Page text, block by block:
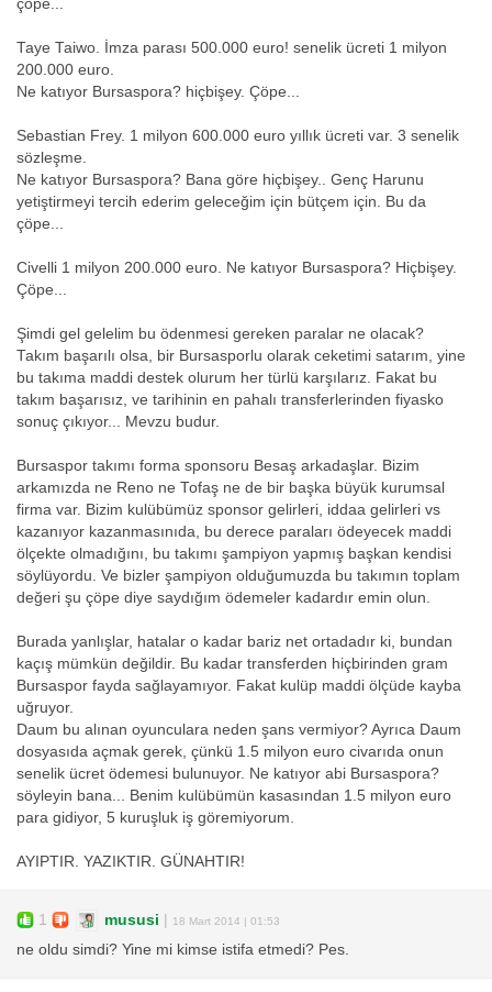
çöpe...
Taye Taiwo. İmza parası 500.000 euro! senelik ücreti 1 milyon
200.000 euro.
Ne katıyor Bursaspora? hiçbişey. Çöpe...
Sebastian Frey. 1 milyon 600.000 euro yıllık ücreti var. 3 senelik
sözleşme.
Ne katıyor Bursaspora? Bana göre hiçbişey.. Genç Harunu
yetiştirmeyi tercih ederim geleceğim için bütçem için. Bu da
çöpe...
Civelli 1 milyon 200.000 euro. Ne katıyor Bursaspora? Hiçbişey.
Çöpe...
Şimdi gel gelelim bu ödenmesi gereken paralar ne olacak?
Takım başarılı olsa, bir Bursasporlu olarak ceketimi satarım, yine
bu takıma maddi destek olurum her türlü karşılarız. Fakat bu
takım başarısız, ve tarihinin en pahalı transferlerinden fiyasko
sonuç çıkıyor... Mevzu budur.
Bursaspor takımı forma sponsoru Besaş arkadaşlar. Bizim
arkamızda ne Reno ne Tofaş ne de bir başka büyük kurumsal
firma var. Bizim kulübümüz sponsor gelirleri, iddaa gelirleri vs
kazanıyor kazanmasınıda, bu derece paraları ödeyecek maddi
ölçekte olmadığını, bu takımı şampiyon yapmış başkan kendisi
söylüyordu. Ve bizler şampiyon olduğumuzda bu takımın toplam
değeri şu çöpe diye saydığım ödemeler kadardır emin olun.
Burada yanlışlar, hatalar o kadar bariz net ortadadır ki, bundan
kaçış mümkün değildir. Bu kadar transferden hiçbirinden gram
Bursaspor fayda sağlayamıyor. Fakat kulüp maddi ölçüde kayba
uğruyor.
Daum bu alınan oyunculara neden şans vermiyor? Ayrıca Daum
dosyasıda açmak gerek, çünkü 1.5 milyon euro civarıda onun
senelik ücret ödemesi bulunuyor. Ne katıyor abi Bursaspora?
söyleyin bana... Benim kulübümün kasasından 1.5 milyon euro
para gidiyor, 5 kuruşluk iş göremiyorum.
AYIPTIR. YAZIKTIR. GÜNAHTIR!
1 mususi | 18 Mart 2014 | 01:53
ne oldu simdi? Yine mi kimse istifa etmedi? Pes.